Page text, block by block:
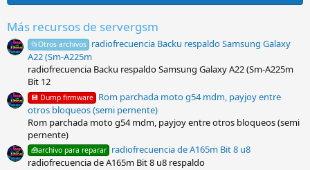
e
t
r
e
l
l
a
s
)
Más recursos de servergsm
📂Otros archivos radiofrecuencia Backu respaldo Samsung Galaxy
A22 (Sm-A225m
radiofrecuencia Backu respaldo Samsung Galaxy A22 (Sm-A225m
Bit 12
💾 Dump firmware Rom parchada moto g54 mdm, payjoy entre
otros bloqueos (semi pernente)
Rom parchada moto g54 mdm, payjoy entre otros bloqueos (semi
pernente)
🧰archivo para reparar radiofrecuencia de A165m Bit 8 u8
radiofrecuencia de A165m Bit 8 u8 respaldo